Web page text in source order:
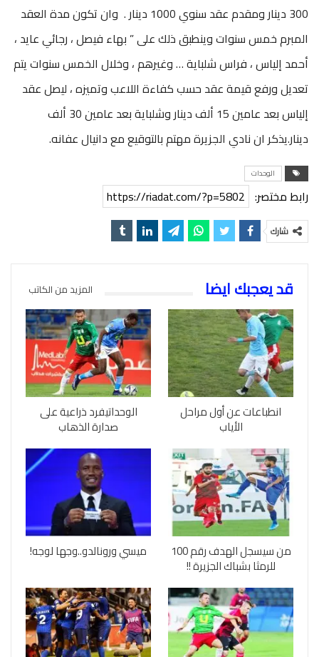
300 دينار ومقدم عقد سنوي 1000 دينار . وان تكون مدة العقد
المبرم خمس سنوات وينطبق ذلك على ” بهاء فيصل ، رجائي عايد ،
أحمد إلياس ، فراس شلباية … وغيرهم ، وخلال الخمس سنوات يتم
تعديل ورفع قيمة عقد حسب كفاءة اللاعب وتميزه ، ليصل عقد
إلياس بعد عامين 15 ألف دينار وشلباية بعد عامين 30 ألف
دينار.يذكر ان نادي الجزيرة مهتم بالتوقيع مع دانيال عفانه.
الوحدات
رابط مختصر: https://riadat.com/?p=5802
شارك
قد يعجبك ايضا المزيد من الكاتب
انطباعات عن أول مراحل
الأياب
الوحداتيفرد ذراعية على
صدارة الذهاب
من سيسجل الهدف رقم 100
للرمثا بشباك الجزيرة !!
ميسي ورونالدو..وجها لوجه!